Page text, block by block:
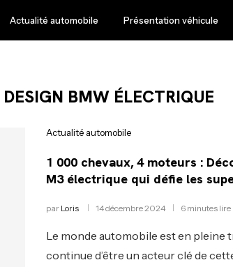
Actualité automobile Présentation véhicule
DESIGN BMW ÉLECTRIQUE
Actualité automobile
1 000 chevaux, 4 moteurs :
M3 électrique qui défie les
par Loris 14 décembre 2024 6 minutes lire
Le monde automobile est en pleine
continue d’être un acteur clé de